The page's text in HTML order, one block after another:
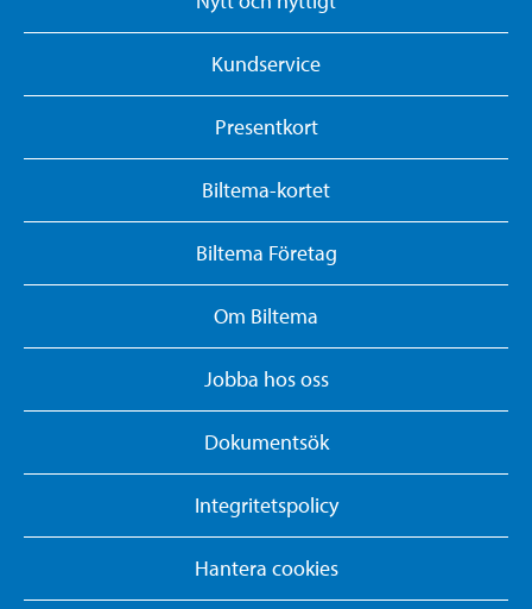
Kundservice
Presentkort
Biltema-kortet
Biltema Företag
Om Biltema
Jobba hos oss
Dokumentsök
Integritetspolicy
Hantera cookies